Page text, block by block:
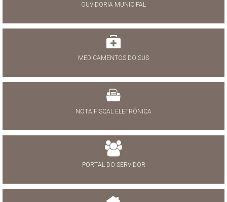
OUVIDORIA MUNICIPAL
MEDICAMENTOS DO SUS
NOTA FISCAL ELETRÔNICA
PORTAL DO SERVIDOR